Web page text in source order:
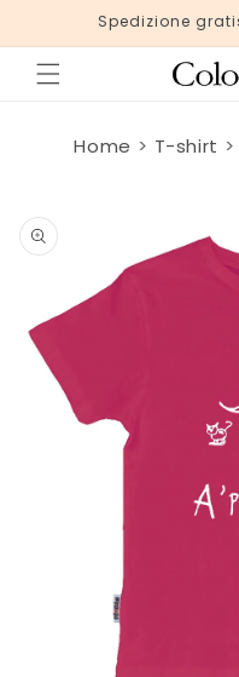
direttamente
ai contenuti
Spedizione
Home T-shirt
informazioni
sul
prodotto